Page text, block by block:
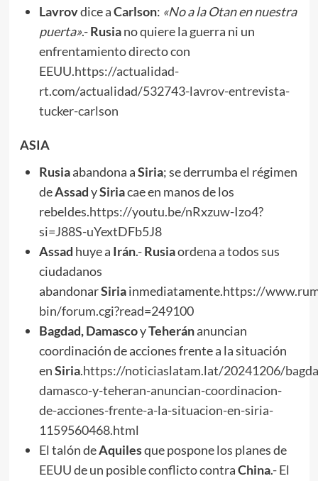
Lavrovdice aCarlson: «No a la Otanennuestra
puerta».-Rusiano quiere la guerra ni un
enfrentamiento directo con
EEUU.https://actualidad-
rt.com/actualidad/532743-lavrov-entrevista-
tucker-carlson
ASIA
Rusiaabandona aSiria; se derrumba el régimen
deAssadySiriacae en manos de los
rebeldes.https://youtu.be/nRxzuw-Izo4?
si=J88S-uYextDFb5J8
Assad huye a Irán.-Rusiaordena a todos sus
ciudadanos
abandonarSiriainmediatamente.https://
bin/forum.cgi?read=249100
Bagdad, DamascoyTeheránanuncian
coordinación de acciones frente a la situación
enSiria.https://noticiaslatam.lat/20241206/
damasco-y-teheran-anuncian-coordinacion-
de-acciones-frente-a-la-situacion-en-siria-
1159560468.html
El talón deAquilesque pospone los planes de
EEUU de un posible conflicto contraChina.- El